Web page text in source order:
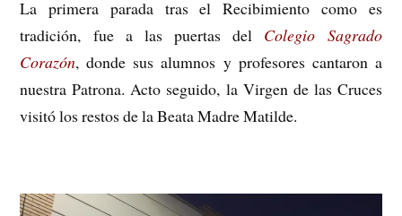
La primera parada tras el Recibimiento como es
tradición, fue a las puertas del Colegio Sagrado
Corazón, donde sus alumnos y profesores cantaron a
nuestra Patrona. Acto seguido, la Virgen de las Cruces
visitó los restos de la Beata Madre Matilde.